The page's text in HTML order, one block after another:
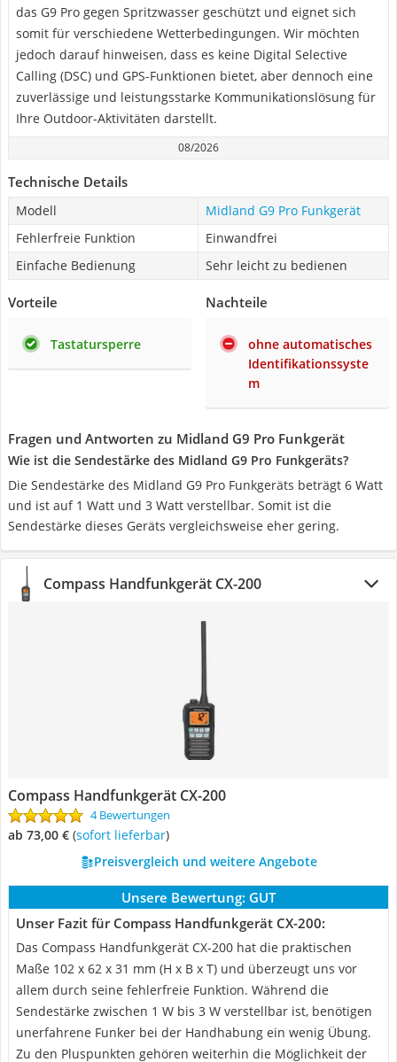
das G9 Pro gegen Spritzwasser geschützt und eignet sich
somit für verschiedene Wetterbedingungen. Wir möchten
jedoch darauf hinweisen, dass es keine Digital Selective
Calling (DSC) und GPS-Funktionen bietet, aber dennoch eine
zuverlässige und leistungsstarke Kommunikationslösung für
Ihre Outdoor-Aktivitäten darstellt.
08/2026
Technische Details
Modell
Midland G9 Pro Funkgerät
Fehlerfreie Funktion
Einwandfrei
Einfache Bedienung
Sehr leicht zu bedienen
Vorteile
Tastatursperre
Nachteile
ohne automatisches
Identifikationssyste
m
Fragen und Antworten zu Midland G9 Pro Funkgerät
Wie ist die Sendestärke des Midland G9 Pro Funkgeräts?
Die Sendestärke des Midland G9 Pro Funkgeräts beträgt 6 Watt
und ist auf 1 Watt und 3 Watt verstellbar. Somit ist die
Sendestärke dieses Geräts vergleichsweise eher gering.
Compass Handfunkgerät CX-200
Compass Handfunkgerät CX-200
4 Bewertungen
ab 73,00 € ( Sofort lieferbar)
Preisvergleich und weitere Angebote
Unsere Bewertung: GUT
Unser Fazit für Compass Handfunkgerät CX-200:
Das Compass Handfunkgerät CX-200 hat die praktischen
Maße 102 x 62 x 31 mm (H x B x T) und überzeugt uns vor
allem durch seine fehlerfreie Funktion. Während die
Sendestärke zwischen 1 W bis 3 W verstellbar ist, benötigen
unerfahrene Funker bei der Handhabung ein wenig Übung.
Zu den Pluspunkten gehören weiterhin die Möglichkeit der